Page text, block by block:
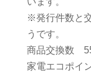
※発行件数と
うです。
商品交換数
家電エコポイ